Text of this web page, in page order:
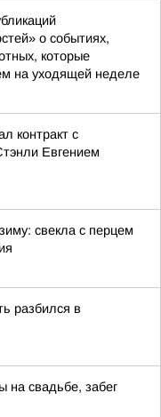
о событиях,
которые
на уходящей неделе
контракт с
Евгением
свекла с перцем
разбился в
на свадьбе, забег